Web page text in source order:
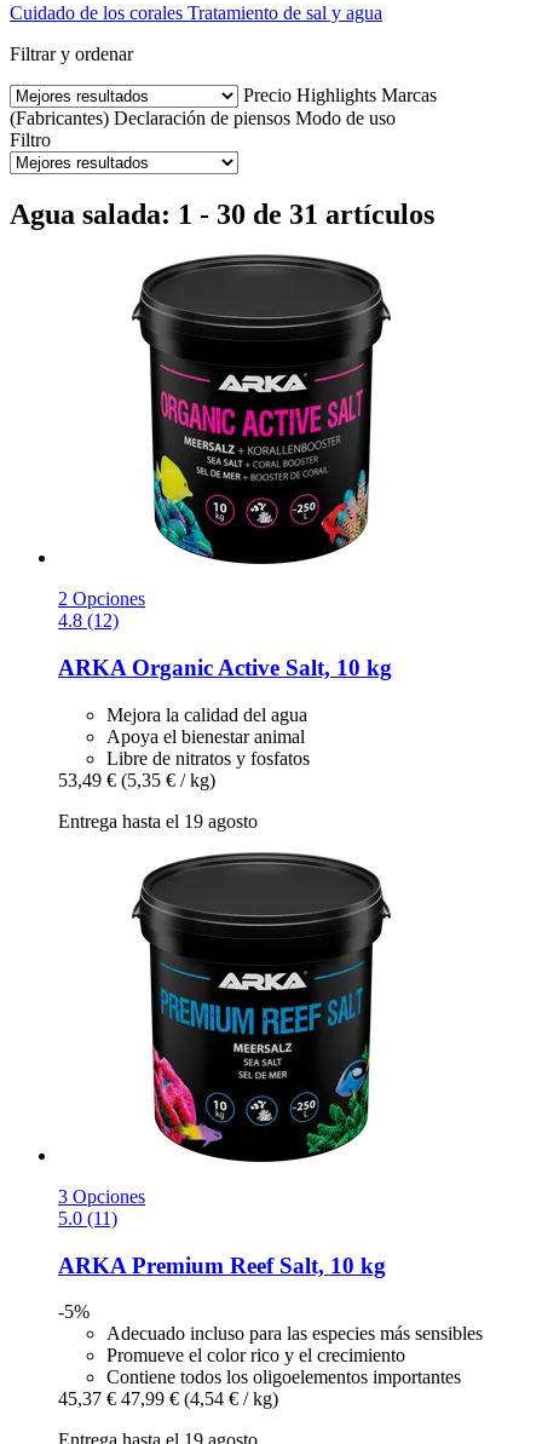
Cuidado de los corales Tratamiento de sal y agua
Filtrar y ordenar
Precio Highlights Marcas
(Fabricantes) Declaración de piensos Modo de uso
Filtro
Agua salada: 1 - 30 de 31 artículos
2 Opciones
4.8 (12)
ARKA Organic Active Salt, 10 kg
Mejora la calidad del agua
Apoya el bienestar animal
Libre de nitratos y fosfatos
53,49 € (5,35 € / kg)
Entrega hasta el 19 agosto
3 Opciones
5.0 (11)
ARKA Premium Reef Salt, 10 kg
-5%
Adecuado incluso para las especies más sensibles
Promueve el color rico y el crecimiento
Contiene todos los oligoelementos importantes
45,37 € 47,99 € (4,54 € / kg)